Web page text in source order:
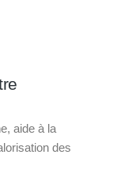
aide à la
des